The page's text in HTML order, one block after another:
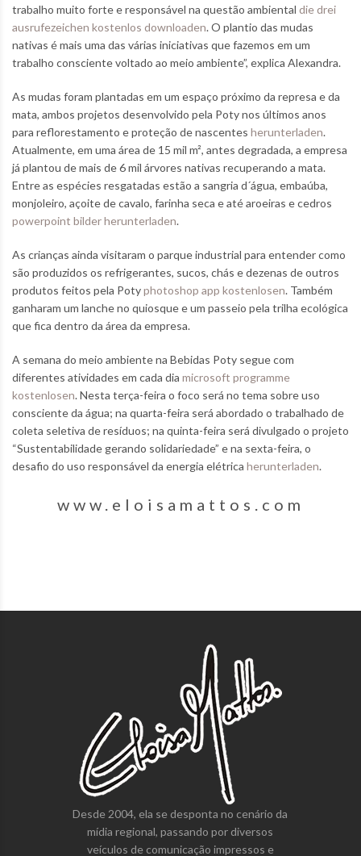
trabalho muito forte e responsável na questão ambiental die drei
ausrufezeichen kostenlos downloaden. O plantio das mudas
nativas é mais uma das várias iniciativas que fazemos em um
trabalho consciente voltado ao meio ambiente”, explica Alexandra.
As mudas foram plantadas em um espaço próximo da represa e da
mata, ambos projetos desenvolvido pela Poty nos últimos anos
para reflorestamento e proteção de nascentes herunterladen.
Atualmente, em uma área de 15 mil m², antes degradada, a empresa
já plantou de mais de 6 mil árvores nativas recuperando a mata.
Entre as espécies resgatadas estão a sangria d´água, embaúba,
monjoleiro, açoite de cavalo, farinha seca e até aroeiras e cedros
powerpoint bilder herunterladen.
As crianças ainda visitaram o parque industrial para entender como
são produzidos os refrigerantes, sucos, chás e dezenas de outros
produtos feitos pela Potyphotoshop app kostenlosen. Também
ganharam um lanche no quiosque e um passeio pela trilha ecológica
que fica dentro da área da empresa.
A semana do meio ambiente na Bebidas Poty segue com
diferentes atividades em cada dia microsoft programme
kostenlosen. Nesta terça-feira o foco será no tema sobre uso
consciente da água; na quarta-feira será abordado o trabalhado de
coleta seletiva de resíduos; na quinta-feira será divulgado o projeto
“Sustentabilidade gerando solidariedade” e na sexta-feira, o
desafio do uso responsável da energia elétrica herunterladen.
www.eloisamattos.com
Desde 2004, ela se desponta no cenário da
mídia regional, passando por diversos
veículos de comunicação impressos e